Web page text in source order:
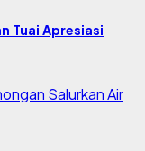
Tuai Apresiasi